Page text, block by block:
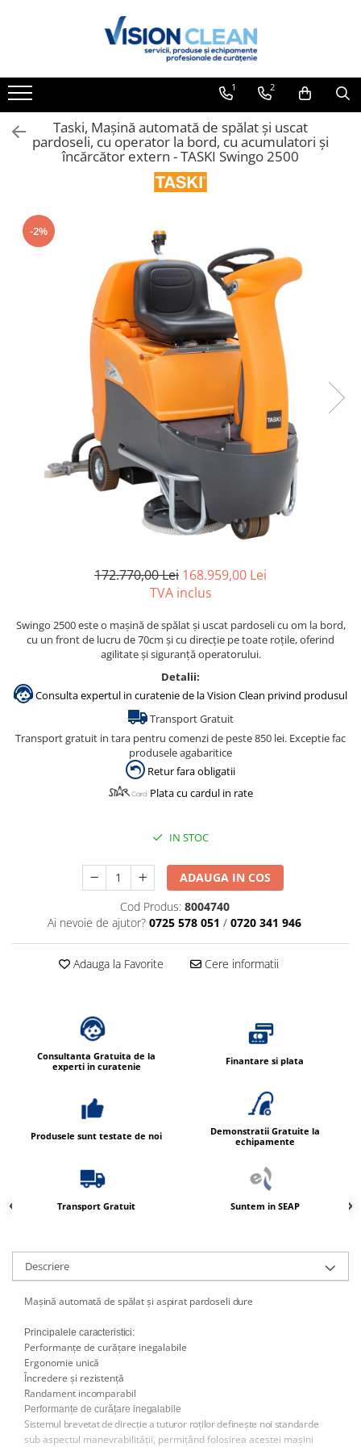
Aspiratoare si masini curatenie
profesionale
Aspiratoare industriale
Aspiratoare injectie - extractie
si praf
Echipament de curatat cu presiune
Masini de curatat si aspirat
Monodiscuri profesionale
Detergenti profesionali
Accesorii detergenti, pompe,
Detergenti bucatarie
Detergenti comerciali
Detergenti covoare, mochete,
Detergenti toaleta, grup sanitar
Dezinfectanti profesionali
Dezinfectanti maini
Dezinfectanti medicali profesionali
Dezinfectanti suprafete
Dispensere / Dozatoare
Dozatoare dezinfectanti
Dispensere acoperitoare colac wc
Dispensere hartie igienica
Dispensere pungi igiena feminina
Dispensere rola hartie industriala
Dispensere rola prosop hartie
servetele faciale
Uscatoare de maini si par
Uscatoare de maini
Uscatoare de par
Crema de corp
Sampon si gel de dus
Sapun spuma
Acoperitori toaleta
Cearceaf hartie & cearceaf hartie
Hartie igienica
Prosoape hartie pliate
Pungi igienice
Role hartie industriala
Role prosop hartie
Servetele masa & faciale
1 2
Taski, Mașină automată de spălat și uscat
pardoseli, cu operator la bord, cu acumulatori şi
încărcător extern - TASKI Swingo 2500
-2%
172.770,00 Lei 168.959,00 Lei
TVA inclus
Swingo 2500 este o mașină de spălat și uscat pardoseli cu om la bord,
cu un front de lucru de 70cm și cu direcție pe toate roțile, oferind
agilitate și siguranță operatorului.
Detalii:
Consulta expertul in curatenie de la Vision Clean privind produsul
Transport Gratuit
Transport gratuit in tara pentru comenzi de peste 850 lei. Exceptie fac
produsele agabaritice
Retur fara obligatii
Plata cu cardul in rate
IN STOC
ADAUGA IN COS
Cod Produs: 8004740
Ai nevoie de ajutor? 0725 578 051 / 0720 341 946
Adauga la Favorite Cere informatii
Consultanta Gratuita de la
experti in curatenie
Finantare si plata
Produsele sunt testate de noi
Demonstratii Gratuite la
echipamente
Transport Gratuit Suntem in SEAP
Descriere
Mașină automată de spălatși aspirat pardoseli dure
Principalele caracteristici:
Performanțe de curățare inegalabile
Ergonomie unică
Încredere și rezistență
Randament incomparabil
Performanțe de curățare inegalabile
Sistemul brevetat de direcție a tuturor roților definește noi standarde
sub aspectul manevrabilității, permițând folosirea acestei mașini